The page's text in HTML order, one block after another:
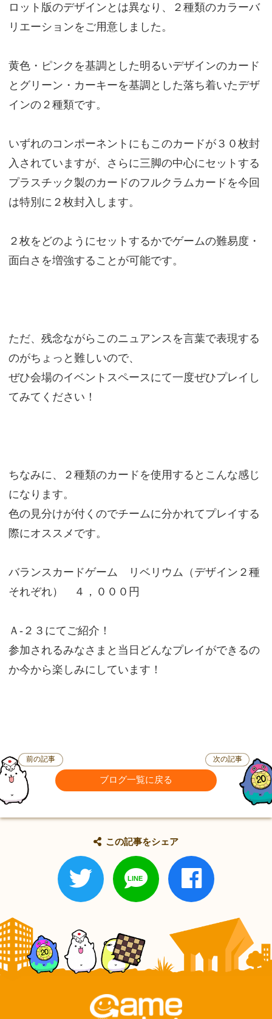
ロット版のデザインとは異なり、２種類のカラーバ
リエーションをご用意しました。
黄色・ピンクを基調とした明るいデザインのカード
とグリーン・カーキーを基調とした落ち着いたデザ
インの２種類です。
いずれのコンポーネントにもこのカードが３０枚封
入されていますが、さらに三脚の中心にセットする
プラスチック製のカードのフルクラムカードを今回
は特別に２枚封入します。
２枚をどのようにセットするかでゲームの難易度・
面白さを増強することが可能です。
ただ、残念ながらこのニュアンスを言葉で表現する
のがちょっと難しいので、
ぜひ会場のイベントスペースにて一度ぜひプレイし
てみてください！
ちなみに、２種類のカードを使用するとこんな感じ
になります。
色の見分けが付くのでチームに分かれてプレイする
際にオススメです。
バランスカードゲーム リベリウム（デザイン２種
それぞれ） ４，０００円
Ａ-２３にてご紹介！
参加されるみなさまと当日どんなプレイができるの
か今から楽しみにしています！
前の記事
ブログ一覧に戻る
次の記事
この記事をシェア